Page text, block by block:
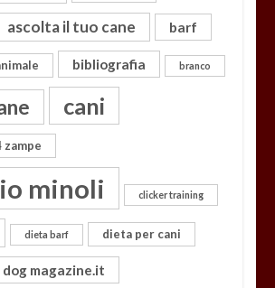
ascolta il tuo cane barf
bibliografia branco
cani
minoli clicker training
dieta barf dieta per cani
dog magazine.it